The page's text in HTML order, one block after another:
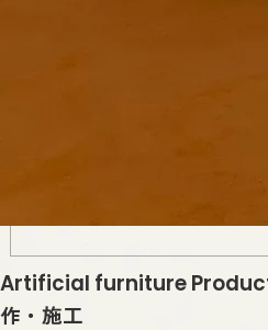
Artificial furniture
作・施工